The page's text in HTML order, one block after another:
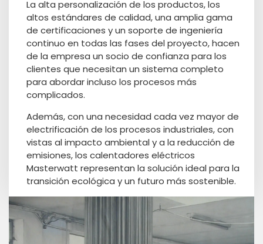
La alta personalización de los productos, los
altos estándares de calidad, una amplia gama
de certificaciones y un soporte de ingeniería
continuo en todas las fases del proyecto, hacen
de la empresa un socio de confianza para los
clientes que necesitan un sistema completo
para abordar incluso los procesos más
complicados.
Además, con una necesidad cada vez mayor de
electrificación de los procesos industriales, con
vistas al impacto ambiental y a la reducción de
emisiones, los calentadores eléctricos
Masterwatt representan la solución ideal para la
transición ecológica y un futuro más sostenible.